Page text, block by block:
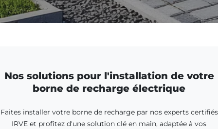
Nos solutions pour l'installation de votre
borne de recharge électrique
Faites installer votre borne de recharge par nos experts certifiés
IRVE et profitez d'une solution clé en main, adaptée à vos